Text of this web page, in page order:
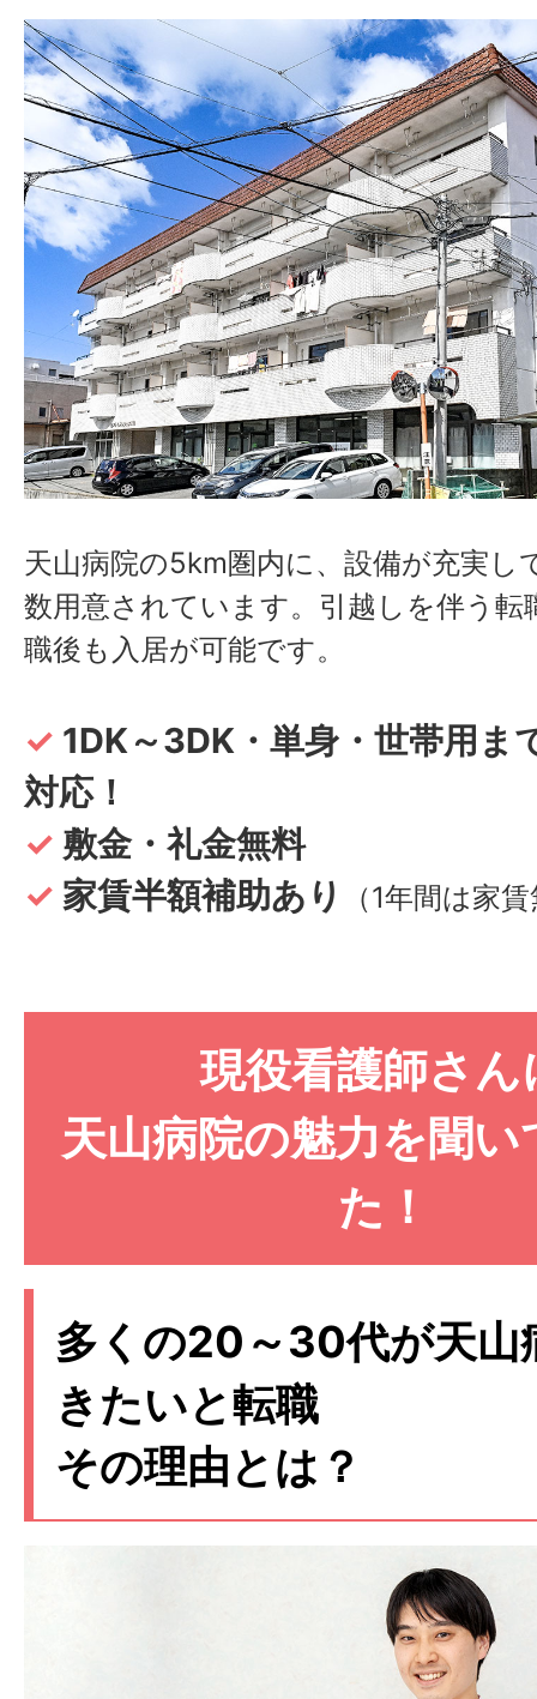
天山病院の5km圏内に、設備が充実し
数用意されています。引越しを伴う転
職後も入居が可能です。
✓ 1DK～3DK・単身・世帯用ま
対応！
✓ 敷金・礼金無料
✓ 家賃半額補助あり （1年間は家
現役看護師さん
天山病院の魅力を聞
た！
多くの20～30代が天山
きたいと転職
その理由とは？